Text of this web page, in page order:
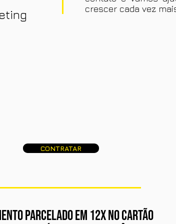
crescer cada vez
CONTRATAR
PARCELADO EM 12x NO CARTÃO